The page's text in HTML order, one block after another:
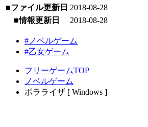
■ファイル更新日 2018-08-28
■情報更新日
2018-08-28
#ノベルゲーム
#乙女ゲーム
フリーゲームTOP
ノベルゲーム
ポラライザ [ Windows ]